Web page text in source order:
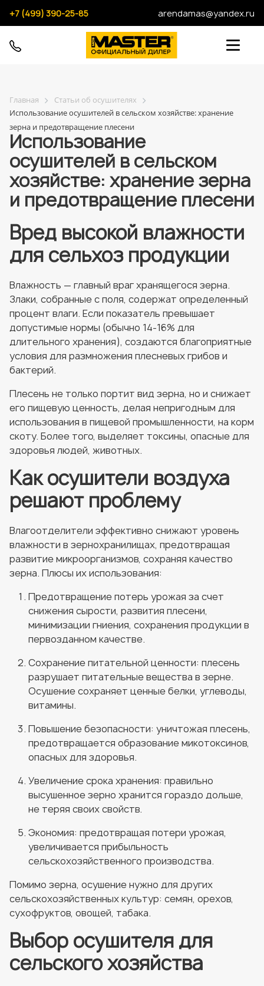
+7 (499) 390-25-85 arendamas@yandex.ru
Главная
Статьи об осушителях
Использование осушителей в сельском хозяйстве: хранение
зерна и предотвращение плесени
Использование
осушителей в сельском
хозяйстве: хранение зерна
и предотвращение плесени
Вред высокой влажности
для сельхоз продукции
Влажность — главный враг хранящегося зерна.
Злаки, собранные с поля, содержат определенный
процент влаги. Если показатель превышает
допустимые нормы (обычно 14-16% для
длительного хранения), создаются благоприятные
условия для размножения плесневых грибов и
бактерий.
Плесень не только портит вид зерна, но и снижает
его пищевую ценность, делая непригодным для
использования в пищевой промышленности, на корм
скоту. Более того, выделяет токсины, опасные для
здоровья людей, животных.
Как осушители воздуха
решают проблему
Влагоотделители эффективно снижают уровень
влажности в зернохранилищах, предотвращая
развитие микроорганизмов, сохраняя качество
зерна. Плюсы их использования:
Предотвращение потерь урожая за счет
снижения сырости, развития плесени,
минимизации гниения, сохранения продукции в
первозданном качестве.
Сохранение питательной ценности: плесень
разрушает питательные вещества в зерне.
Осушение сохраняет ценные белки, углеводы,
витамины.
Повышение безопасности: уничтожая плесень,
предотвращается образование микотоксинов,
опасных для здоровья.
Увеличение срока хранения: правильно
высушенное зерно хранится гораздо дольше,
не теряя своих свойств.
Экономия: предотвращая потери урожая,
увеличивается прибыльность
сельскохозяйственного производства.
Помимо зерна, осушение нужно для других
сельскохозяйственных культур: семян, орехов,
сухофруктов, овощей, табака.
Выбор осушителя для
сельского хозяйства